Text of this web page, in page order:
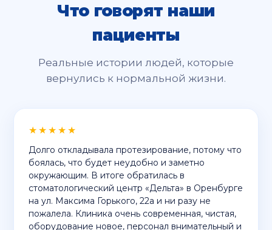
Что говорят наши
пациенты
Реальные истории людей, которые
вернулись к нормальной жизни.
★★★★★
Долго откладывала протезирование, потому что
боялась, что будет неудобно и заметно
окружающим. В итоге обратилась в
стоматологический центр «Дельта» в Оренбурге
на ул. Максима Горького, 22а и ни разу не
пожалела. Клиника очень современная, чистая,
оборудование новое, персонал внимательный и